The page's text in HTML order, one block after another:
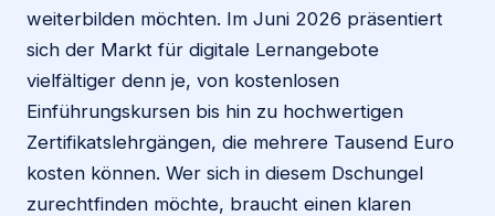
weiterbilden möchten. Im Juni 2026 präsentiert
sich der Markt für digitale Lernangebote
vielfältiger denn je, von kostenlosen
Einführungskursen bis hin zu hochwertigen
Zertifikatslehrgängen, die mehrere Tausend Euro
kosten können. Wer sich in diesem Dschungel
zurechtfinden möchte, braucht einen klaren